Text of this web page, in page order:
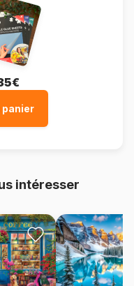
panier
intéresser